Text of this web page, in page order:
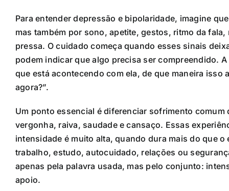
Para entender depressão e bipolaridade, imagine
mas também por sono, apetite, gestos, ritmo da
pressa. O cuidado começa quando esses sinais
podem indicar que algo precisa ser compreendido.
que está acontecendo com ela, de que maneira isso
agora?”.
Um ponto essencial é diferenciar sofrimento
vergonha, raiva, saudade e cansaço. Essas
intensidade é muito alta, quando dura mais do que
trabalho, estudo, autocuidado, relações ou
apenas pela palavra usada, mas pelo conjunto:
apoio.